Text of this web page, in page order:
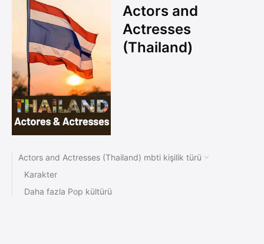
Actors and
Actresses
(Thailand)
Actors and Actresses (Thailand) mbti kişilik türü
Karakter
Daha fazla Pop kültürü